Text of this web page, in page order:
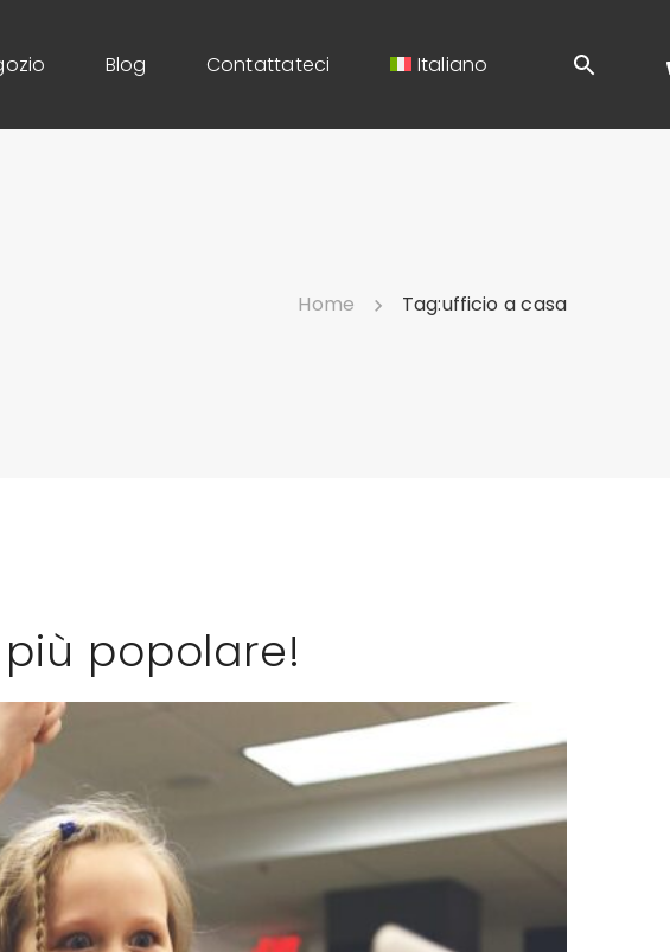
Blog Contattateci Italiano
Home Tag:ufficio a casa
popolare!